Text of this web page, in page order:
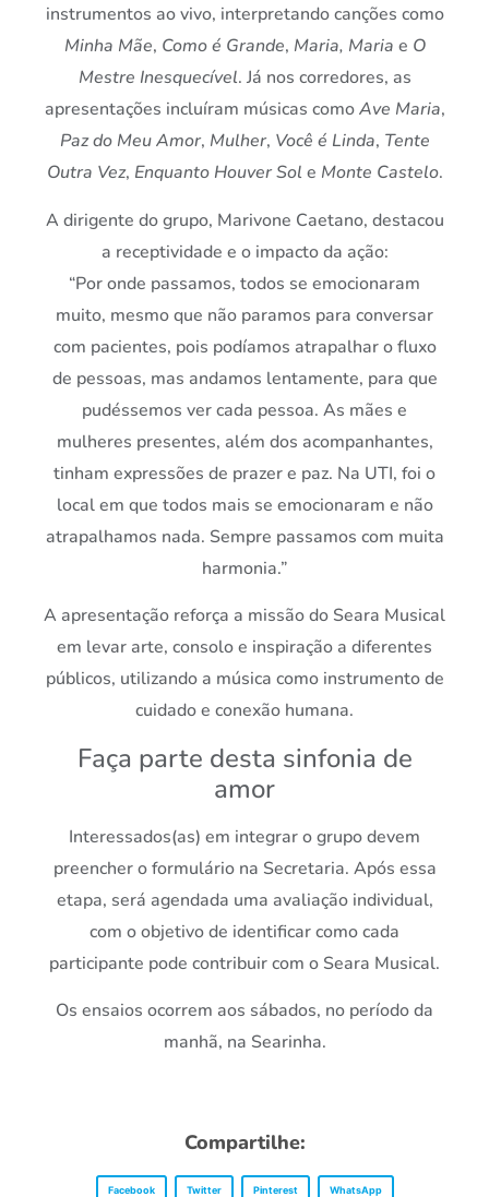
instrumentos ao vivo, interpretando canções como
Minha Mãe, Como é Grande, Maria, Maria e O
Mestre Inesquecível. Já nos corredores, as
apresentações incluíram músicas comoAve Maria,
Paz do Meu Amor, Mulher, Você é Linda, Tente
Outra Vez, Enquanto Houver Sol e Monte Castelo.
A dirigente do grupo, Marivone Caetano, destacou
a receptividade e o impacto da ação:
“Por onde passamos, todos se emocionaram
muito, mesmo que não paramos para conversar
com pacientes, pois podíamos atrapalhar o fluxo
de pessoas, mas andamos lentamente, para que
pudéssemos ver cada pessoa. As mães e
mulheres presentes, além dos acompanhantes,
tinham expressões de prazer e paz. Na UTI, foi o
local em que todos mais se emocionaram e não
atrapalhamos nada. Sempre passamos com muita
harmonia.”
A apresentação reforça a missão do Seara Musical
em levar arte, consolo e inspiração a diferentes
públicos, utilizando a música como instrumento de
cuidado e conexão humana.
Faça parte desta sinfonia de
amor
Interessados(as) em integrar o grupo devem
preencher o formulário na Secretaria. Após essa
etapa, será agendada uma avaliação individual,
com o objetivo de identificar como cada
participante pode contribuir com o Seara Musical.
Os ensaios ocorrem aos sábados, no período da
manhã, na Searinha.
Compartilhe:
Facebook Twitter Pinterest WhatsApp